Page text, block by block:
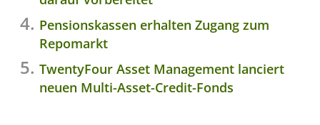
Pensionskassen erhalten Zugang zum
Repomarkt
TwentyFour Asset Management lanciert
neuen Multi-Asset-Credit-Fonds